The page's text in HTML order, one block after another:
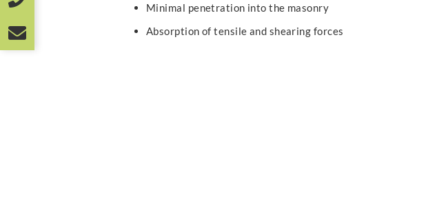
Minimal penetration into the masonry
Absorption of tensile and shearing forces